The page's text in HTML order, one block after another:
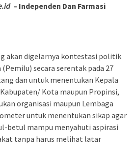
– Independen Dan Farmasi
akan digelarnya kontestasi politik
secara serentak pada 27
dan untuk menentukan Kepala
Kota maupun Propinsi,
organisasi maupun Lembaga
untuk menentukan sikap agar
betul mampu menyahuti aspirasi
tanpa harus melihat latar